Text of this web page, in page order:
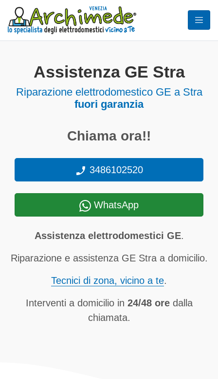
Assistenza GE Stra
Riparazione elettrodomestico GE a Stra
fuori garanzia
Chiama ora!!
3486102520
WhatsApp
Assistenza elettrodomestici GE.
Riparazione e assistenza GE Stra a domicilio.
Tecnici di zona, vicino a te.
Interventi a domicilio in 24/48 oredalla
chiamata.